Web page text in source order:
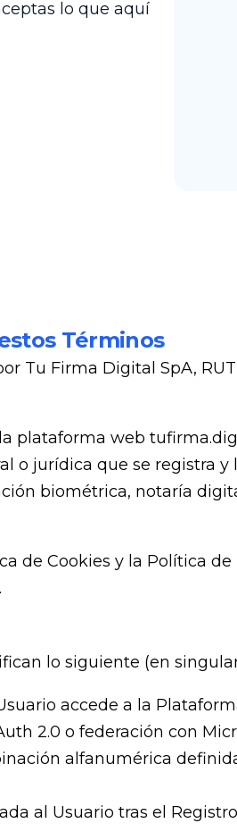
Recursos Humanos
lo que aquí
Términos
Tu Firma Digital SpA,
plataforma web
o jurídica que se registra y
biométrica, notaría
de Cookies y la Política
lo siguiente (en
accede a la
2.0 o federación con
alfanumérica
al Usuario tras el